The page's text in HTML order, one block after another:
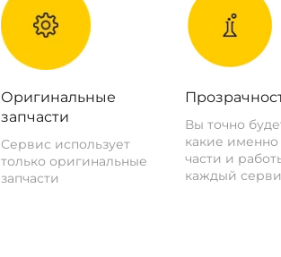
Оригинальные
запчасти
Сервис использует
только оригинальные
запчасти
Вы точно
какие именно
части и
каждый